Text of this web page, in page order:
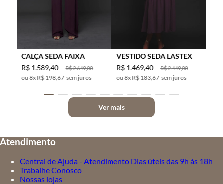
CALÇA SEDA FAIXA
R$2.649,00
R$ 1.589,40
8x R$ 198,67 sem juros
VESTIDO SEDA LASTEX
R$2.449,00
R$ 1.469,40
8x R$ 183,67 sem juros
Ver mais
Atendimento
Central de Ajuda - Atendimento Dias úteis das 9h às 18h
Trabalhe Conosco
Nossas lojas